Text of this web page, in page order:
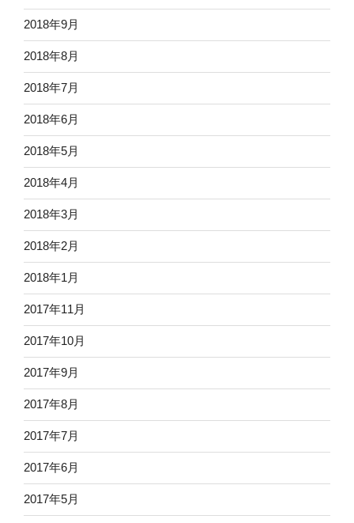
2018年9月
2018年8月
2018年7月
2018年6月
2018年5月
2018年4月
2018年3月
2018年2月
2018年1月
2017年11月
2017年10月
2017年9月
2017年8月
2017年7月
2017年6月
2017年5月